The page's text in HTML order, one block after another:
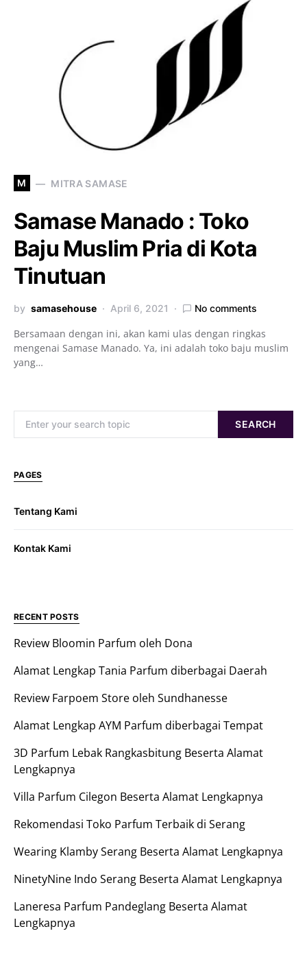
M MITRA SAMASE
Samase Manado : Toko
Baju Muslim Pria di Kota
Tinutuan
by samasehouse April 6, 2021 No comments
Bersamaan dengan ini, akan kami ulas dengan ringkas
mengenai Samase Manado. Ya, ini adalah toko baju muslim
yang…
SEARCH
PAGES
Tentang Kami
Kontak Kami
RECENT POSTS
Review Bloomin Parfum oleh Dona
Alamat Lengkap Tania Parfum diberbagai Daerah
Review Farpoem Store oleh Sundhanesse
Alamat Lengkap AYM Parfum diberbagai Tempat
3D Parfum Lebak Rangkasbitung Beserta Alamat
Lengkapnya
Villa Parfum Cilegon Beserta Alamat Lengkapnya
Rekomendasi Toko Parfum Terbaik di Serang
Wearing Klamby Serang Beserta Alamat Lengkapnya
NinetyNine Indo Serang Beserta Alamat Lengkapnya
Laneresa Parfum Pandeglang Beserta Alamat
Lengkapnya